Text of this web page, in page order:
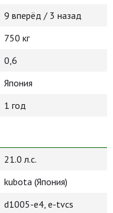
9 вперёд / 3 назад
750 кг
0,6
Япония
1 год
21.0 л.с.
kubota (Япония)
d1005-e4, e-tvcs